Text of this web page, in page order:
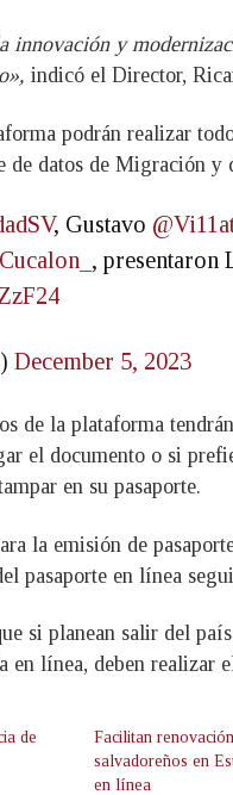
innovación y
indicó el Director,
podrán realizar
de datos de Migración
, Gustavo
, presentaron
December 5, 2023
de la plataforma
el documento o si
en su pasaporte.
la emisión de
pasaporte en línea
si planean salir del
en línea, deben realizar
de
Facilitan
salvadoreños en
en línea